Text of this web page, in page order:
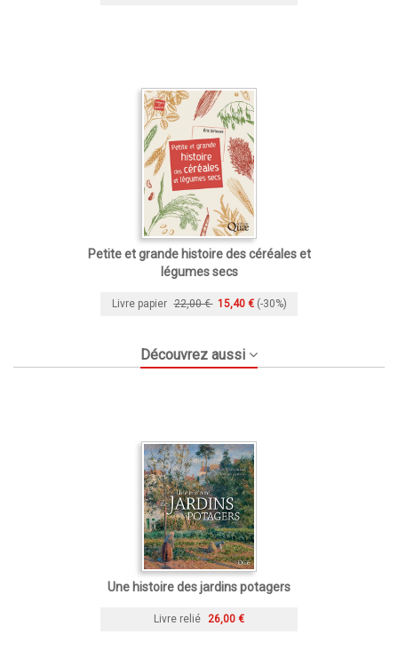
Petite et grande histoire des céréales et
légumes secs
Livre papier 22,00 € 15,40 € (-30%)
Découvrez aussi
Une histoire des jardins potagers
Livre relié 26,00 €